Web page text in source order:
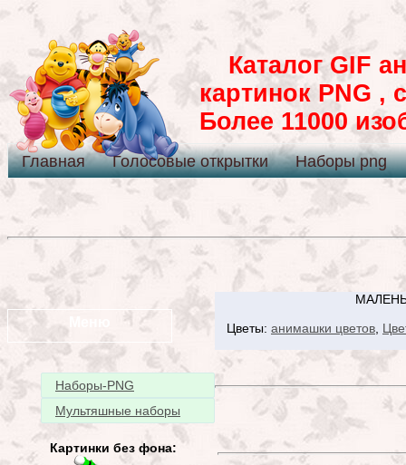
Каталог GIF
картинок PNG ,
Более 11000
Главная Голосовые открытки Наборы png
Наборы-PNG
Мультяшные наборы
Картинки без фона:
Цветы: анимашки цветов